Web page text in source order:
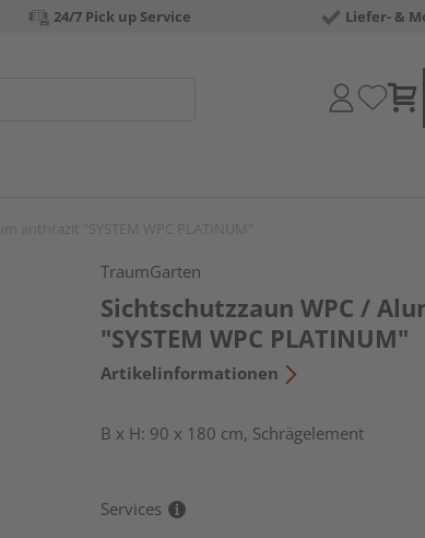
24/7 Pick up Service Liefer- &
TraumGarten
Sichtschutzzaun WPC /
"SYSTEM WPC PLATINUM"
Artikelinformationen
B x H: 90 x 180 cm, Schrägelement
Services